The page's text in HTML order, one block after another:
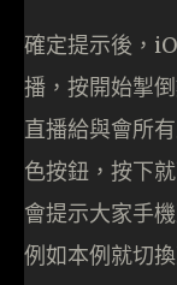
確定提示後，
播，按開始掣
直播給與會所
色按鈕，按下
會提示大家手
例如本例就切